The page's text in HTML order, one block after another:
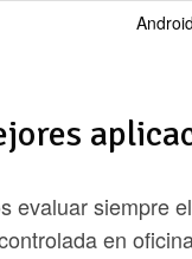
Android
evaluar siempre
en